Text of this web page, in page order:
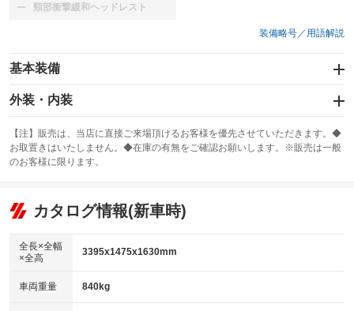
頸部衝撃緩和ヘッドレスト
：装備なし
装備略号／用語解説
基本装備
エアバッグ：運転席/助手席/サイド
：装備あり
：装備なし
サンルーフ
：装備あり ABS
リフトアップ
：装備なし
：装備なし
パワーウィンドウ
アイドリングストップ
：装備あり
外装・内装
カーナビ
：装備なし
TV
：装備なし
ビジュアル
：装備なし
：装備あり
革シート
キーレス
【注】販売は、当店に直接ご来場頂けるお客様を優先させていただきます。◆
お取置きはいたしません。◆在庫の有無をご確認お願いします。※販売は一般
のお客様に限ります。
カタログ情報(新車時)
全長×全幅
×全高
3395x1475x1630mm
車両重量 840kg